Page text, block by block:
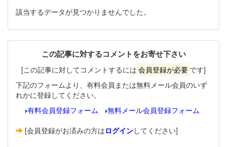
該当するデータが見つかりませんでした。
この記事に対するコメントをお寄せ下さい
[この記事に対してコメントするには 会員登録が必要 です]
下記のフォームより、有料会員または無料メール会員のいず
れかに登録してください。
有料会員登録フォーム
無料メール会員登録フォーム
[会員登録がお済みの方はログインしてください]